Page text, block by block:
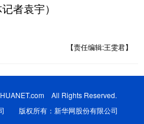
者袁宇）
【责任编辑:王雯君】
All Rights Reserved.
版权所有：新华网股份有限公司